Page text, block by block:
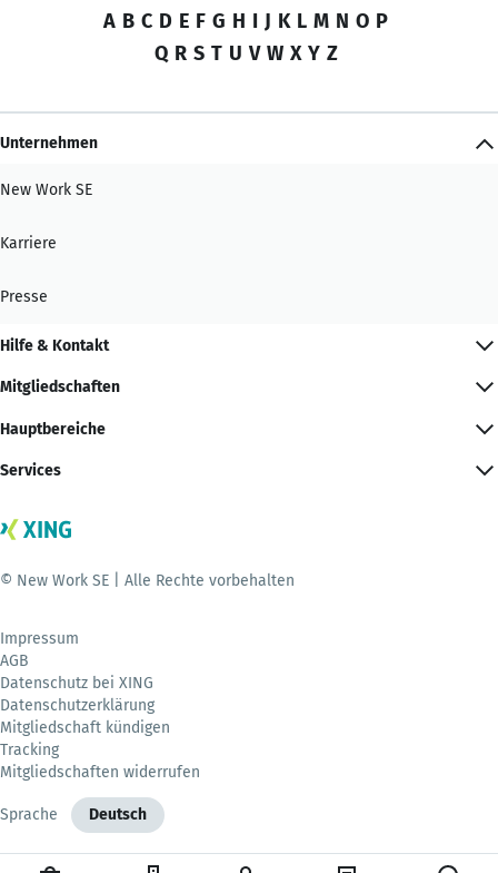
A B C D E F G H I J K L M N O P
Q R S T U V W X Y Z
Unternehmen
New Work SE
Karriere
Presse
Hilfe & Kontakt
Mitgliedschaften
Hauptbereiche
Services
© New Work SE | Alle Rechte vorbehalten
Impressum
AGB
Datenschutz bei XING
Datenschutzerklärung
Mitgliedschaft kündigen
Tracking
Mitgliedschaften widerrufen
Sprache Deutsch